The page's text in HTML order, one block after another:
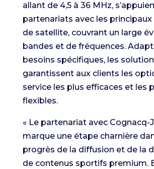
allant de 4,5 à 36 MHz,
partenariats avec les
de satellite, couvrant un large
bandes et de fréquences.
besoins spécifiques, les
garantissent aux clients les
service les plus efficaces et les
flexibles.
« Le partenariat avec Cognacq-
marque une étape charnière
progrès de la diffusion et de la
de contenus sportifs premium.